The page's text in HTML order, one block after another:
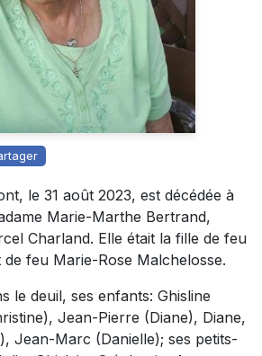
le 31 août 2023, est décédée à
Marie-Marthe Bertrand,
Charland. Elle était la fille de feu
feu Marie-Rose Malchelosse.
le deuil, ses enfants: Ghisline
Jean-Pierre (Diane), Diane,
Jean-Marc (Danielle); ses petits-